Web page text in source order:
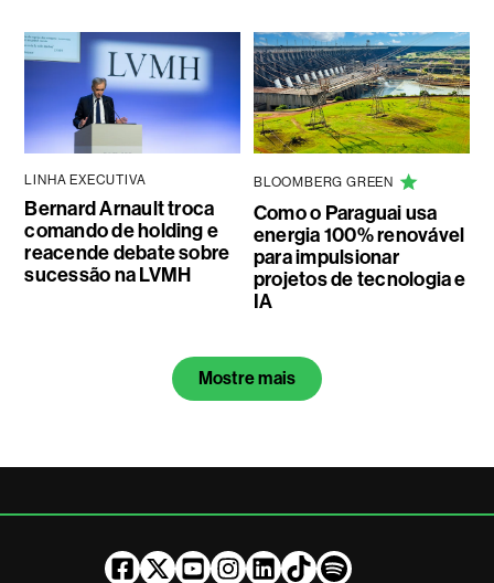
LINHA EXECUTIVA
Bernard Arnault troca
comando de holding e
reacende debate sobre
sucessão na LVMH
BLOOMBERG GREEN
Como o Paraguai usa
energia 100% renovável
para impulsionar
projetos de tecnologia e
IA
Mostre mais